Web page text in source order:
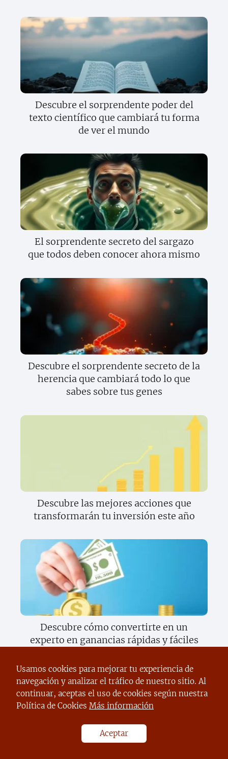
Descubre el sorprendente poder del
texto científico que cambiará tu forma
de ver el mundo
El sorprendente secreto del sargazo
que todos deben conocer ahora mismo
Descubre el sorprendente secreto de la
herencia que cambiará todo lo que
sabes sobre tus genes
Descubre las mejores acciones que
transformarán tu inversión este año
Descubre cómo convertirte en un
experto en ganancias rápidas y fáciles
Usamos cookies para mejorar tu experiencia de
navegación y analizar el tráfico de nuestro sitio. Al
continuar, aceptas el uso de cookies según nuestra
Política de Cookies Más información
Aceptar